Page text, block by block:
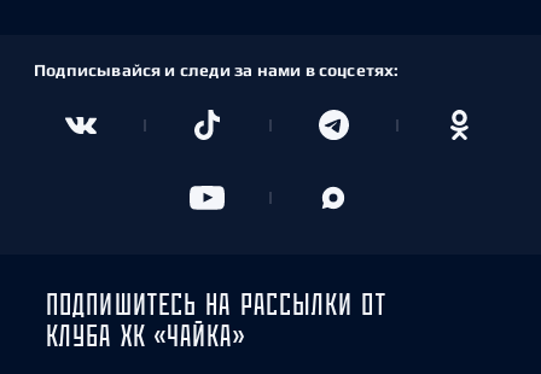
Подписывайся и следи за нами в соцсетях:
ПОДПИШИТЕСЬ НА РАССЫЛКИ ОТ
КЛУБА ХК «ЧАЙКА»